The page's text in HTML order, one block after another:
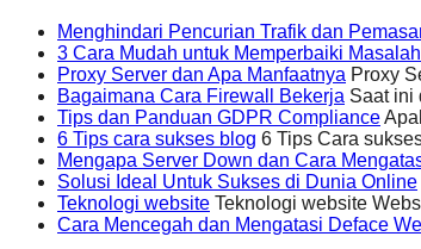
Menghindari Pencurian Trafik dan
3 Cara Mudah untuk Memperbaiki
Proxy Server dan Apa Manfaatnya Proxy
Bagaimana Cara Firewall Bekerja Saat ini
Tips dan Panduan GDPR Compliance
6 Tips cara sukses blog 6 Tips Cara
Mengapa Server Down dan Cara
Solusi Ideal Untuk Sukses di Dunia Online
Teknologi website Teknologi website
Cara Mencegah dan Mengatasi Deface